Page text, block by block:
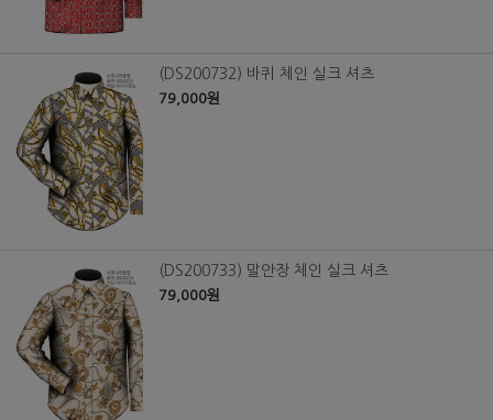
(DS200732) 바퀴 체인 실크 셔츠
79,000원
(DS200733) 말안장 체인 실크 셔츠
79,000원